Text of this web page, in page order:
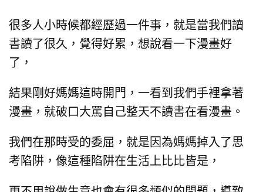
很多人小時候都經歷過一件事，就是當我們讀
書讀了很久，覺得好累，想說看一下漫畫好
了，
結果剛好媽媽這時開門， 一看到我們手裡拿著
漫畫， 就破口大罵自己整天不讀書在看漫畫。
我們在那時受的委屈， 就是因為媽媽掉入了思
考陷阱， 像這種陷阱在生活上比比皆是，